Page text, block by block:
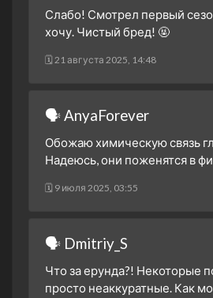
Слабо! Смотрел первый
хочу. Чистый бред! 🤬
🗓 21 августа 2025, 14:48
🗣 AnyaForever
Обожаю химическую связь
Надеюсь, они поженятся в
🗓 9 июля 2025, 03:55
🗣 Dmitriy_S
Что за ерунда?! Некоторые
просто неаккуратные. Как